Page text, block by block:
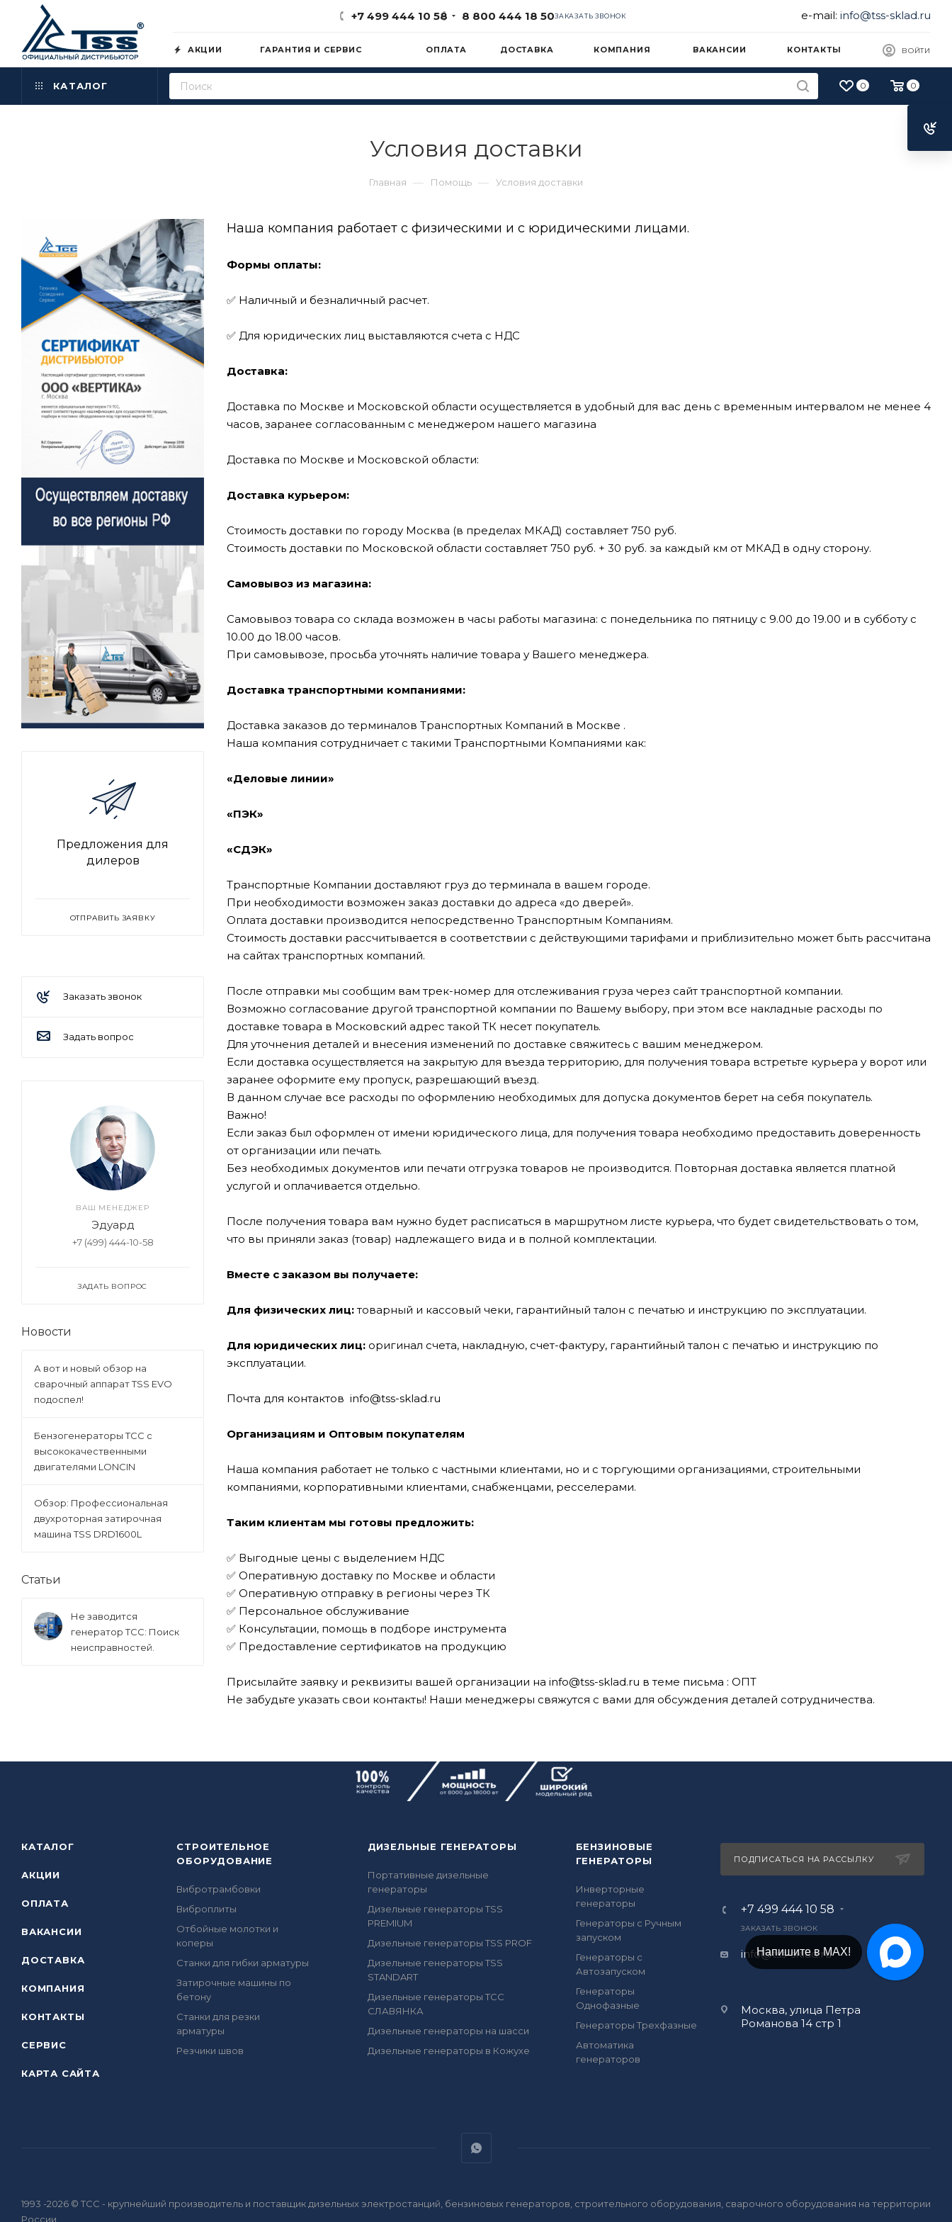
+7 499 444 10 58 8 800 444 18 50ЗАКАЗАТЬ ЗВОНОК e-mail: info@tss-sklad.ru
АКЦИИ ГАРАНТИЯ И СЕРВИС ОПЛАТА ДОСТАВКА КОМПАНИЯ ВАКАНСИИ КОНТАКТЫ ВОЙТИ
КАТАЛОГ 0 0
Условия доставки
Главная — Помощь — Условия доставки
Наша компания работает с физическими и с юридическими лицами.
Формы оплаты:
✅ Наличный и безналичный расчет.
✅ Для юридических лиц выставляются счета с НДС
Доставка:
Доставка по Москве и Московской области осуществляется в удобный для вас день с временным интервалом не менее 4
часов, заранее согласованным с менеджером нашего магазина
Доставка по Москве и Московской области:
Доставка курьером:
Стоимость доставки по городу Москва (в пределах МКАД) составляет 750 руб.
Стоимость доставки по Московской области составляет 750 руб. + 30 руб. за каждый км от МКАД в одну сторону.
Самовывоз из магазина:
Самовывоз товара со склада возможен в часы работы магазина: с понедельника по пятницу с 9.00 до 19.00 и в субботу с
10.00 до 18.00 часов.
При самовывозе, просьба уточнять наличие товара у Вашего менеджера.
Доставка транспортными компаниями:
Доставка заказов до терминалов Транспортных Компаний в Москве .
Наша компания сотрудничает с такими Транспортными Компаниями как:
«Деловые линии»
«ПЭК»
«СДЭК»
Транспортные Компании доставляют груз до терминала в вашем городе.
При необходимости возможен заказ доставки до адреса «до дверей».
Оплата доставки производится непосредственно Транспортным Компаниям.
Стоимость доставки рассчитывается в соответствии с действующими тарифами и приблизительно может быть рассчитана
на сайтах транспортных компаний.
После отправки мы сообщим вам трек-номер для отслеживания груза через сайт транспортной компании.
Возможно согласование другой транспортной компании по Вашему выбору, при этом все накладные расходы по
доставке товара в Московский адрес такой ТК несет покупатель.
Для уточнения деталей и внесения изменений по доставке свяжитесь с вашим менеджером.
Если доставка осуществляется на закрытую для въезда территорию, для получения товара встретьте курьера у ворот или
заранее оформите ему пропуск, разрешающий въезд.
В данном случае все расходы по оформлению необходимых для допуска документов берет на себя покупатель.
Важно!
Если заказ был оформлен от имени юридического лица, для получения товара необходимо предоставить доверенность
от организации или печать.
Без необходимых документов или печати отгрузка товаров не производится. Повторная доставка является платной
услугой и оплачивается отдельно.
После получения товара вам нужно будет расписаться в маршрутном листе курьера, что будет свидетельствовать о том,
что вы приняли заказ (товар) надлежащего вида и в полной комплектации.
Вместе с заказом вы получаете:
Для физических лиц:товарный и кассовый чеки, гарантийный талон с печатью и инструкцию по эксплуатации.
Для юридических лиц: оригинал счета, накладную, счет-фактуру, гарантийный талон с печатью и инструкцию по
эксплуатации.
Почта для контактов info@tss-sklad.ru
Организациям и Оптовым покупателям
Наша компания работает не только с частными клиентами, но и с торгующими организациями, строительными
компаниями, корпоративными клиентами, снабженцами, ресселерами.
Таким клиентам мы готовы предложить:
✅ Выгодные цены с выделением НДС
✅ Оперативную доставку по Москве и области
✅ Оперативную отправку в регионы через ТК
✅ Персональное обслуживание
✅ Консультации, помощь в подборе инструмента
✅ Предоставление сертификатов на продукцию
Присылайте заявку и реквизиты вашей организации на info@tss-sklad.ru в теме письма : ОПТ
Не забудьте указать свои контакты! Наши менеджеры свяжутся с вами для обсуждения деталей сотрудничества.
Предложения для
дилеров
ОТПРАВИТЬ ЗАЯВКУ
Заказать звонок
Задать вопрос
ВАШ МЕНЕДЖЕР
Эдуард
+7 (499) 444-10-58
ЗАДАТЬ ВОПРОС
Новости
А вот и новый обзор на
сварочный аппарат TSS EVO
подоспел!
Бензогенераторы ТСС с
высококачественными
двигателями LONCIN
Обзор: Профессиональная
двухроторная затирочная
машина TSS DRD1600L
Статьи
Не заводится
генератор ТСС: Поиск
неисправностей.
КАТАЛОГ
АКЦИИ
ОПЛАТА
ВАКАНСИИ
ДОСТАВКА
КОМПАНИЯ
КОНТАКТЫ
СЕРВИС
КАРТА САЙТА
СТРОИТЕЛЬНОЕ
ОБОРУДОВАНИЕ
Вибротрамбовки
Виброплиты
Отбойные молотки и
коперы
Станки для гибки арматуры
Затирочные машины по
бетону
Станки для резки
арматуры
Резчики швов
ДИЗЕЛЬНЫЕ ГЕНЕРАТОРЫ
Портативные дизельные
генераторы
Дизельные генераторы TSS
PREMIUM
Дизельные генераторы TSS PROF
Дизельные генераторы TSS
STANDART
Дизельные генераторы ТСС
СЛАВЯНКА
Дизельные генераторы на шасси
Дизельные генераторы в Кожухе
БЕНЗИНОВЫЕ
ГЕНЕРАТОРЫ
Инверторные
генераторы
Генераторы с Ручным
запуском
Генераторы с
Автозапуском
Генераторы
Однофазные
Генераторы Трехфазные
Автоматика
генераторов
ПОДПИСАТЬСЯ НА РАССЫЛКУ
+7 499 444 10 58
ЗАКАЗАТЬ ЗВОНОК
info@tss-sklad.ru
Москва, улица Петра
Романова 14 стр 1
1993 -2026 © ТСС - крупнейший производитель и поставщик дизельных электростанций, бензиновых генераторов, строительного оборудования, сварочного оборудования на территории
России.
Напишите в МАХ!